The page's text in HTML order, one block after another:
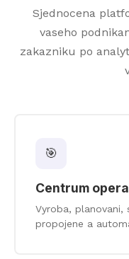
Sjednocena
vaseho
zakazniku po
🎯
Centrum
Vyroba,
propojene a